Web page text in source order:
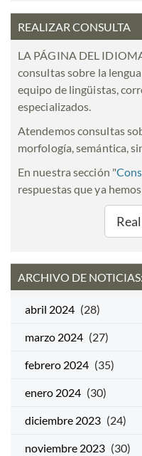
REALIZAR CONSULTA
LA PÁGINA DEL
consultas sobre la
equipo de lingüistas,
especializados.
Atendemos consultas
morfología, semántica,
En nuestra sección "
respuestas que ya
ARCHIVO DE NOTICIAS:
abril 2024 (28)
marzo 2024 (27)
febrero 2024 (35)
enero 2024 (30)
diciembre 2023 (24)
noviembre 2023 (30)